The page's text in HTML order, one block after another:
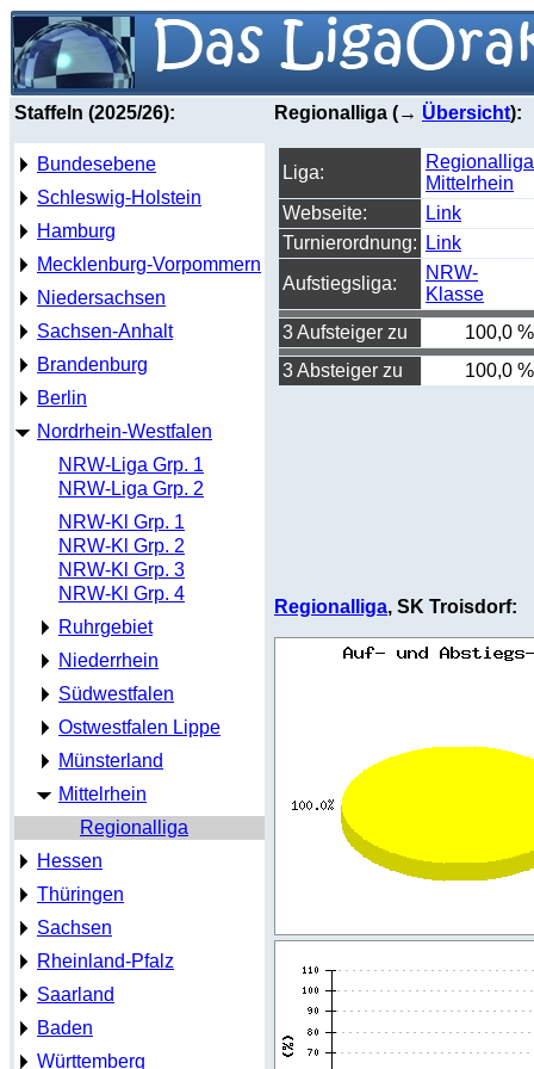
Staffeln (2025/26):
Bundesebene
Schleswig-Holstein
Hamburg
Mecklenburg-Vorpommern
Niedersachsen
Sachsen-Anhalt
Brandenburg
Berlin
Nordrhein-Westfalen
NRW-Liga Grp. 1
NRW-Liga Grp. 2
NRW-Kl Grp. 1
NRW-Kl Grp. 2
NRW-Kl Grp. 3
NRW-Kl Grp. 4
Ruhrgebiet
Niederrhein
Südwestfalen
Ostwestfalen Lippe
Münsterland
Mittelrhein
Regionalliga
Hessen
Thüringen
Sachsen
Rheinland-Pfalz
Saarland
Baden
Württemberg
Regionalliga (→ Übersicht):
Liga:
Regionalliga
Mittelrhein
Webseite:
Link
Turnierordnung:
Link
Aufstiegsliga:
NRW-
Klasse
3 Aufsteiger zu
100,0 %
3 Absteiger zu
100,0 %
Regionalliga, SK Troisdorf: